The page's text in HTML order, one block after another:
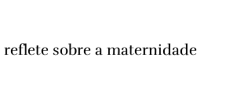
reflete sobre a maternidade